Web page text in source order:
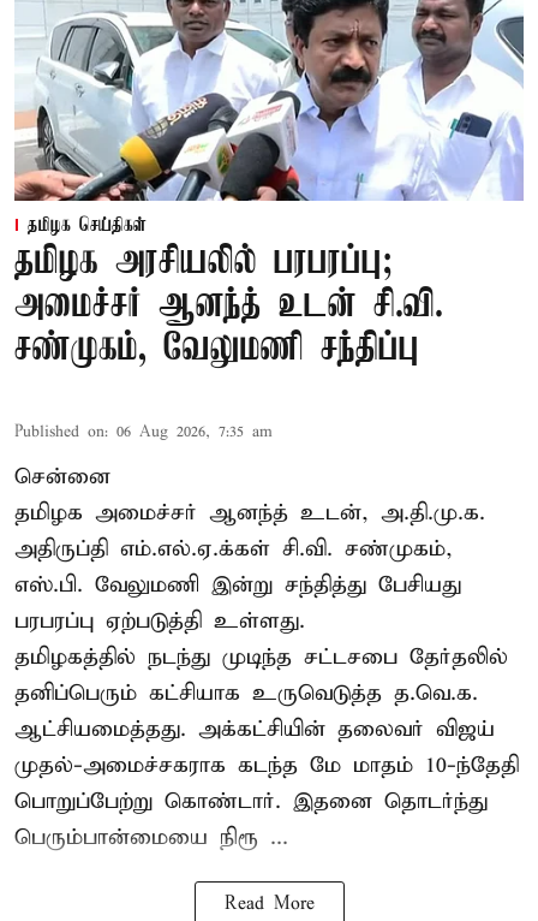
தமிழக செய்திகள்
தமிழக அரசியலில் பரபரப்பு;
அமைச்சர் ஆனந்த் உடன் சி.வி.
சண்முகம், வேலுமணி சந்திப்பு
Published on: 06 Aug 2026, 7:35 am
சென்னை
தமிழக அமைச்சர் ஆனந்த் உடன், அ.தி.மு.க.
அதிருப்தி எம்.எல்.ஏ.க்கள் சி.வி. சண்முகம்,
எஸ்.பி. வேலுமணி இன்று சந்தித்து பேசியது
பரபரப்பு ஏற்படுத்தி உள்ளது.
தமிழகத்தில் நடந்து முடிந்த சட்டசபை தேர்தலில்
தனிப்பெரும் கட்சியாக உருவெடுத்த த.வெ.க.
ஆட்சியமைத்தது. அக்கட்சியின் தலைவர் விஜய்
முதல்-அமைச்சகராக கடந்த மே மாதம் 10-ந்தேதி
பொறுப்பேற்று கொண்டார். இதனை தொடர்ந்து
பெரும்பான்மையை நிரூ ...
Read More